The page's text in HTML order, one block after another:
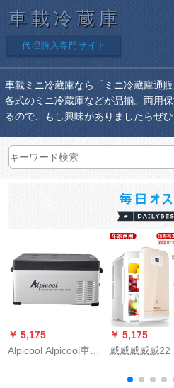
車載冷蔵庫
代理購入専門サイト
車載ミニ冷蔵庫なら「ミニ冷蔵庫通
各式のミニ冷蔵庫などが品揃。両用
るので、もし興味がありましたらぜ
￥ 5,175
Alpicool Alpicool車載
￥ 5,175
威威威威威22
します。寮の